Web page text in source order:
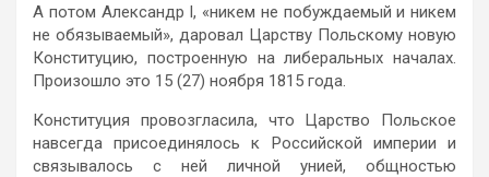
А потом Александр I, «никем не побуждаемый и никем
не обязываемый», даровал Царству Польскому новую
Конституцию, построенную на либеральных началах.
Произошло это 15 (27) ноября 1815 года.
Конституция провозгласила, что Царство Польское
навсегда присоединялось к Российской империи и
связывалось с ней личной унией, общностью